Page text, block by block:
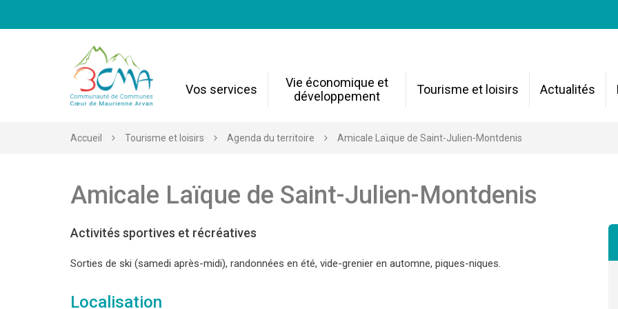
Vos services
Vie économique et
développement
Tourisme et loisirs Actualités
Accueil Tourisme et loisirs Agenda du territoire Amicale Laïque de Saint-Julien-Montdenis
Amicale Laïque de Saint-Julien-Montdenis
Activités sportives et récréatives
Sorties de ski (samedi après-midi), randonnées en été, vide-grenier en automne, piques-niques.
Localisation